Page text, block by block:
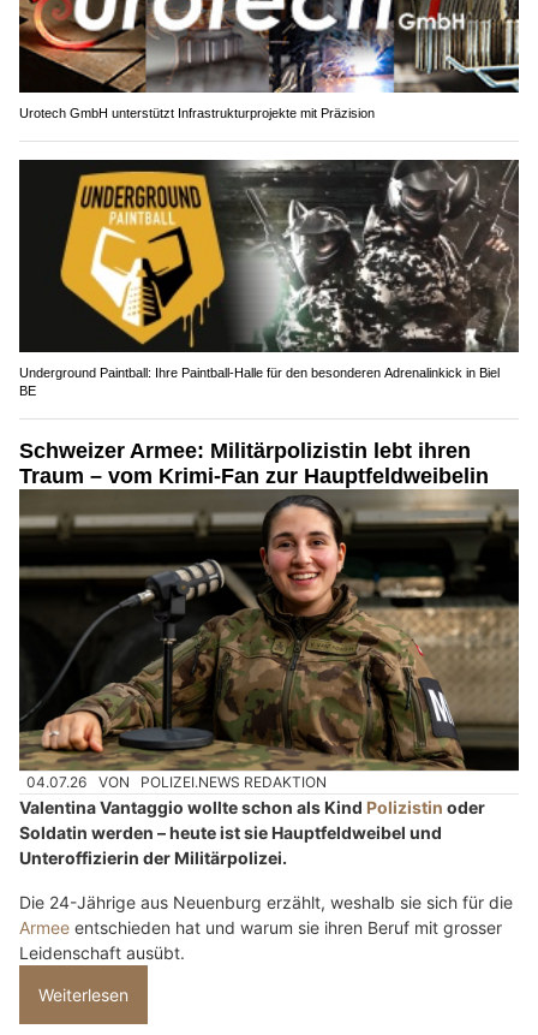
Urotech GmbH unterstützt Infrastrukturprojekte mit Präzision
Underground Paintball: Ihre Paintball-Halle für den besonderen Adrenalinkick in Biel
BE
Schweizer Armee: Militärpolizistin lebt ihren
Traum – vom Krimi-Fan zur Hauptfeldweibelin
04.07.26 VON POLIZEI.NEWS REDAKTION
Valentina Vantaggio wollte schon als Kind Polizistin oder
Soldatin werden – heute ist sie Hauptfeldweibel und
Unteroffizierin der Militärpolizei.
Die 24-Jährige aus Neuenburg erzählt, weshalb sie sich für die
Armee entschieden hat und warum sie ihren Beruf mit grosser
Leidenschaft ausübt.
Weiterlesen